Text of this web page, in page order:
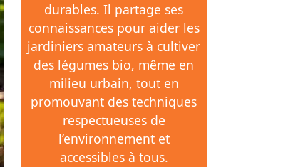
durables. Il partage ses
connaissances pour aider les
jardiniers amateurs à cultiver
des légumes bio, même en
milieu urbain, tout en
promouvant des techniques
respectueuses de
l’environnement et
accessibles à tous.